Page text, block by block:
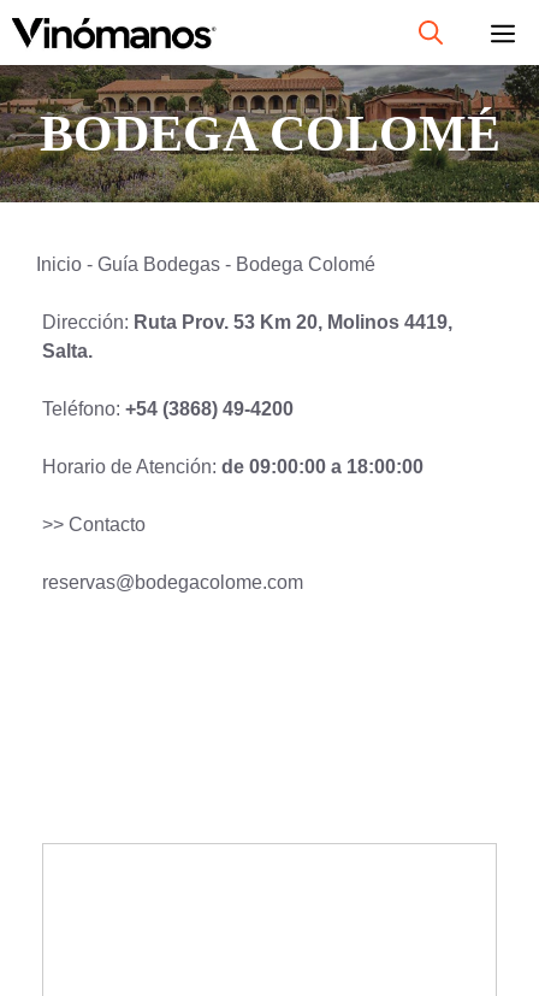
contenido
BODEGA COLOMÉ
Inicio - Guía Bodegas - Bodega Colomé
Dirección: Ruta Prov. 53 Km 20, Molinos 4419,
Salta.
Teléfono: +54 (3868) 49-4200
Horario de Atención: de 09:00:00 a 18:00:00
>> Contacto
reservas@bodegacolome.com